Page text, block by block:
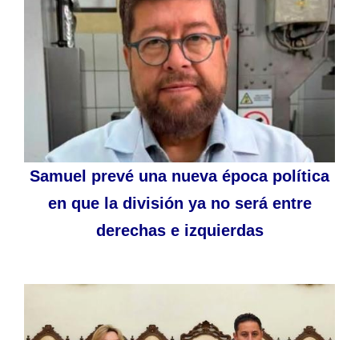
Samuel prevé una nueva época política
en que la división ya no será entre
derechas e izquierdas